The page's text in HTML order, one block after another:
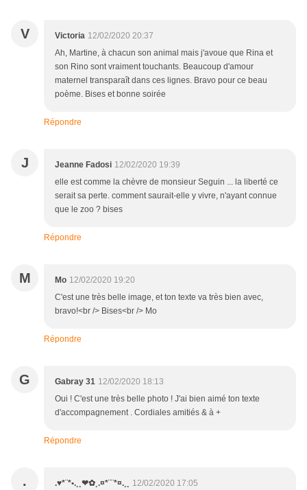
V Victoria 12/02/2020 20:37
Ah, Martine, à chacun son animal mais j'avoue que Rina et
son Rino sont vraiment touchants. Beaucoup d'amour
maternel transparaît dans ces lignes. Bravo pour ce beau
poème. Bises et bonne soirée
Répondre
J Jeanne Fadosi 12/02/2020 19:39
elle est comme la chèvre de monsieur Seguin ... la liberté ce
serait sa perte. comment saurait-elle y vivre, n'ayant connue
que le zoo ? bises
Répondre
M Mo 12/02/2020 19:20
C'est une très belle image, et ton texte va très bien avec,
bravo!<br /> Bises<br /> Mo
Répondre
G Gabray 31 12/02/2020 18:13
Oui ! C'est une très belle photo ! J'ai bien aimé ton texte
d'accompagnement . Cordiales amitiés & à +
Répondre
. .♥*¨*•.¸¸❤✿¸.¤*¨¨*¤.¸¸
12/02/2020 17:05